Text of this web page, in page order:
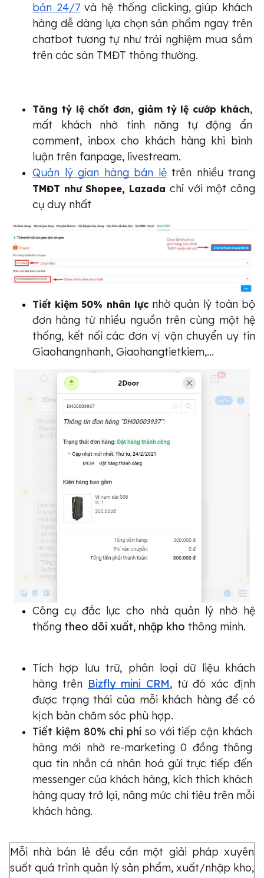
bản 24/7 và hệ thống clicking, giúp khách
hàng dễ dàng lựa chọn sản phẩm ngay trên
chatbot tương tự như trải nghiệm mua sắm
trên các sàn TMĐT thông thường.
Tăng tỷ lệ chốt đơn, giảm tỷ lệ cướp khách,
mất khách nhờ tính năng tự động ẩn
comment, inbox cho khách hàng khi bình
luận trên fanpage, livestream.
Quản lý gian hàng bán lẻ
TMĐT như Shopee, Lazada chỉ với một công
cụ duy nhất
Tiết kiệm 50% nhân lực nhờ quản lý toàn bộ
đơn hàng từ nhiều nguồn trên cùng một hệ
thống, kết nối các đơn vị vận chuyển uy tín
Giaohangnhanh, Giaohangtietkiem,...
Công cụ đắc lực cho nhà quản lý nhờ hệ
thống theo dõi xuất, nhập kho thông minh.
Tích hợp lưu trữ, phân loại dữ liệu khách
hàng trên Bizfly mini CRM, từ đó xác định
được trạng thái của mỗi khách hàng để có
kịch bản chăm sóc phù hợp.
Tiết kiệm 80% chi phí so với tiếp cận khách
hàng mới nhờ re-marketing 0 đồng thông
qua tin nhắn cá nhân hoá gửi trực tiếp đến
messenger của khách hàng, kích thích khách
hàng quay trở lại, nâng mức chi tiêu trên mỗi
khách hàng.
Mỗi nhà bán lẻ đều cần một giải pháp xuyên
suốt quá trình quản lý sản phẩm, xuất/nhập kho,